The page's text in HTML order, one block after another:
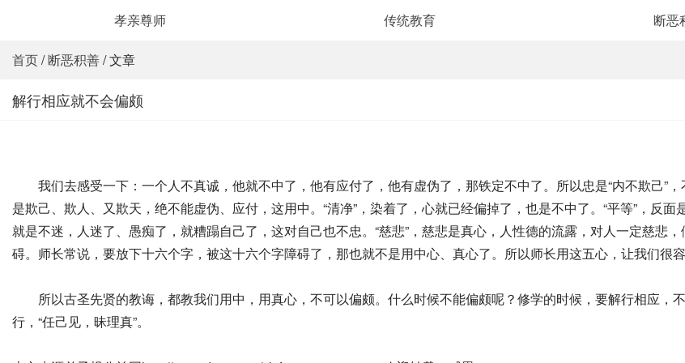
孝亲尊师 传统教育 断恶
首页/断恶积善/ 文章
解行相应就不会偏颇
我们去感受一下：一个人不真诚，他就不中了，他有应付了，他有虚伪了，那铁定不中了。所以忠是“内不欺己”
是欺己、欺人、又欺天，绝不能虚伪、应付，这用中。“清净”，染着了，心就已经偏掉了，也是不中了。“平等”，反
就是不迷，人迷了、愚痴了，就糟蹋自己了，这对自己也不忠。“慈悲”，慈悲是真心，人性德的流露，对人一定慈悲
碍。师长常说，要放下十六个字，被这十六个字障碍了，那也就不是用中心、真心了。所以师长用这五心，让我们很
所以古圣先贤的教诲，都教我们用中，用真心，不可以偏颇。什么时候不能偏颇呢？修学的时候，要解行相应，
行，“任己见，昧理真”。